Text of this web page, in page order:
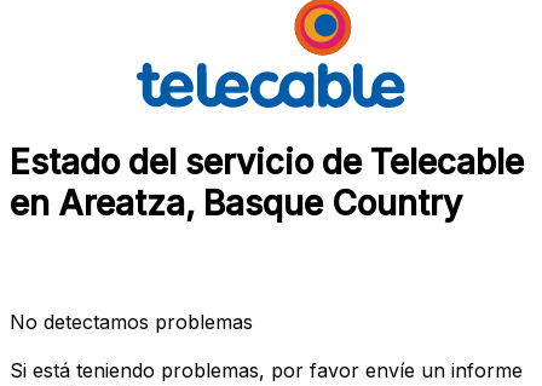
Estado del servicio de Telecable
en Areatza, Basque Country
No detectamos problemas
Si está teniendo problemas, por favor envíe un informe